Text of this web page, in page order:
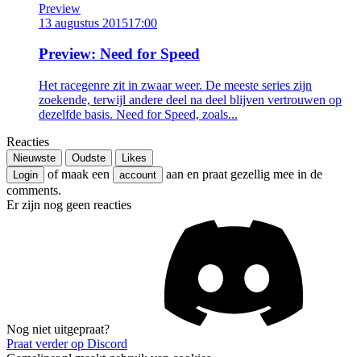
Preview
13 augustus 201517:00
Preview: Need for Speed
Het racegenre zit in zwaar weer. De meeste series zijn
zoekende, terwijl andere deel na deel blijven vertrouwen op
dezelfde basis. Need for Speed, zoals...
Reacties
Nieuwste Oudste
Likes
Login
of maak een account
aan en praat gezellig mee in de
comments.
Er zijn nog geen reacties
Nog niet uitgepraat?
Praat verder op Discord